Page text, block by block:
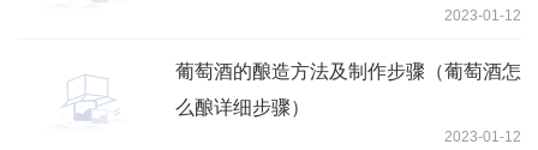
2023-01-12
葡萄酒的酿造方法及制作步骤（葡萄酒怎
么酿详细步骤）
2023-01-12